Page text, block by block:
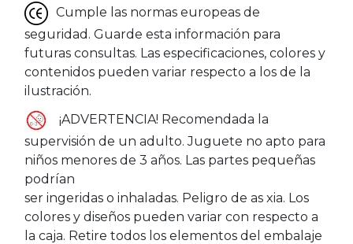
Cumple las normas europeas de
seguridad. Guarde esta información para
futuras consultas. Las especificaciones, colores y
contenidos pueden variar respecto a los de la
ilustración.
¡ADVERTENCIA! Recomendada la
supervisión de un adulto. Juguete no apto para
niños menores de 3 años. Las partes pequeñas
podrían
ser ingeridas o inhaladas. Peligro de as xia. Los
colores y diseños pueden variar con respecto a
la caja. Retire todos los elementos del embalaje